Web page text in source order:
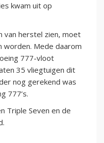
kwam uit op
van herstel zien, moet
worden. Mede daarom
777-vloot
35 vliegtuigen dit
nog gerekend was
777’s.
Triple Seven en de